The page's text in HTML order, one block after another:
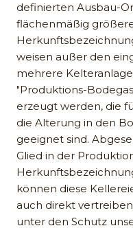
definierten Ausbau-
flächenmäßig
weisen außer den
mehrere
"Produktions-
erzeugt werden, die
die Alterung in den
geeignet sind.
Glied in der
können diese
auch direkt
unter den Schutz